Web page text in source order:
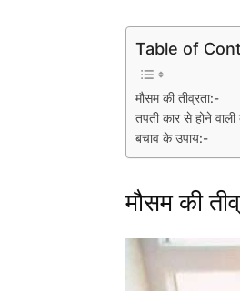
Table of
मौसम की तीव्रता:-
तपती कार से होने वाली
बचाव के उपाय:-
मौसम की